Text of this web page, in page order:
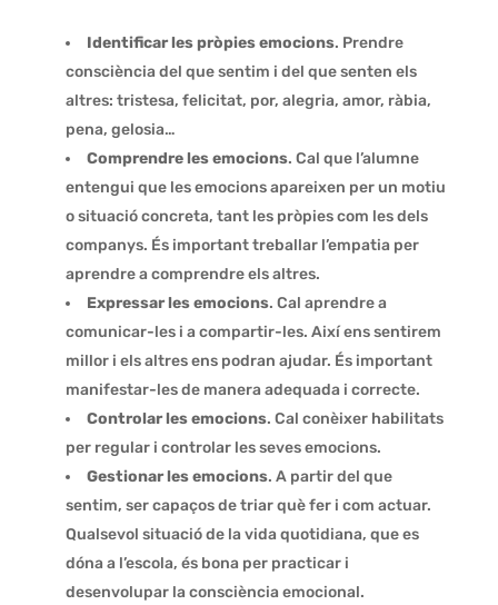
Identificar les pròpies emocions. Prendre
consciència del que sentim i del que senten els
altres: tristesa, felicitat, por, alegria, amor, ràbia,
pena, gelosia…
Comprendre les emocions. Cal que l’alumne
entengui que les emocions apareixen per un motiu
o situació concreta, tant les pròpies com les dels
companys. És important treballar l’empatia per
aprendre a comprendre els altres.
Expressar les emocions. Cal aprendre a
comunicar-les i a compartir-les. Així ens sentirem
millor i els altres ens podran ajudar. És important
manifestar-les de manera adequada i correcte.
Controlar les emocions. Cal conèixer habilitats
per regular i controlar les seves emocions.
Gestionar les emocions. A partir del que
sentim, ser capaços de triar què fer i com actuar.
Qualsevol situació de la vida quotidiana, que es
dóna a l’escola, és bona per practicar i
desenvolupar la consciència emocional.